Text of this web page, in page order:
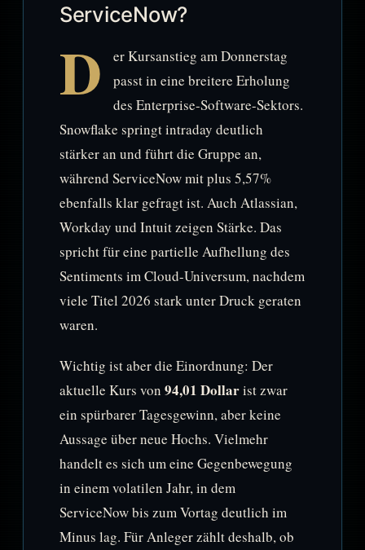
ServiceNow?
D
er Kursanstieg am Donnerstag
passt in eine breitere Erholung
des Enterprise-Software-Sektors.
Snowflake springt intraday deutlich
stärker an und führt die Gruppe an,
während ServiceNow mit plus 5,57%
ebenfalls klar gefragt ist. Auch Atlassian,
Workday und Intuit zeigen Stärke. Das
spricht für eine partielle Aufhellung des
Sentiments im Cloud-Universum, nachdem
viele Titel 2026 stark unter Druck geraten
waren.
Wichtig ist aber die Einordnung: Der
aktuelle Kurs von 94,01 Dollarist zwar
ein spürbarer Tagesgewinn, aber keine
Aussage über neue Hochs. Vielmehr
handelt es sich um eine Gegenbewegung
in einem volatilen Jahr, in dem
ServiceNow bis zum Vortag deutlich im
Minus lag. Für Anleger zählt deshalb, ob